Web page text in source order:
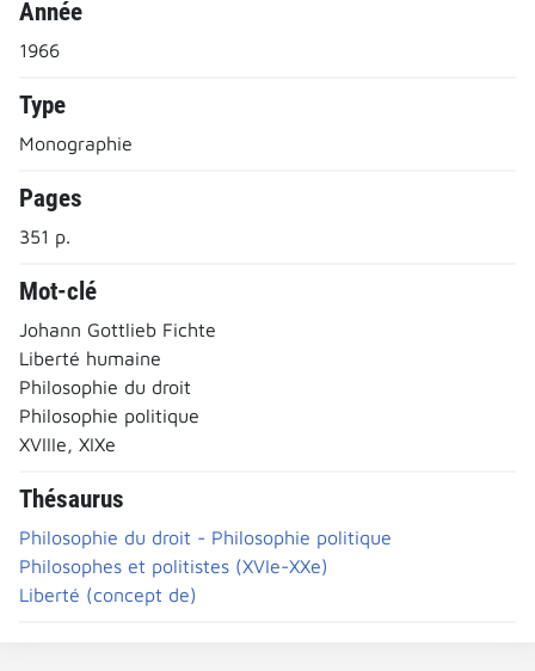
Année
1966
Type
Monographie
Pages
351 p.
Mot-clé
Johann Gottlieb Fichte
Liberté humaine
Philosophie du droit
Philosophie politique
XVIIIe, XIXe
Thésaurus
Philosophie du droit - Philosophie politique
Philosophes et politistes (XVIe-XXe)
Liberté (concept de)